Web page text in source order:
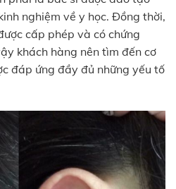
nghiệm về y học. Đồng thời,
cấp phép và có chứng
khách hàng nên tìm đến cơ
đáp ứng đầy đủ những yếu tố